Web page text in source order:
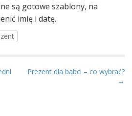
są gotowe szablony, na
imię i datę.
Prezent dla babci – co wybrać?
→